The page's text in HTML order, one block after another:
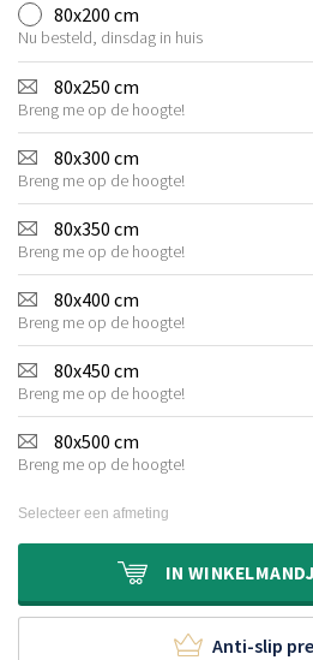
80x200 cm
Nu besteld, dinsdag in huis
80x250 cm
Breng me op de hoogte!
80x300 cm
Breng me op de hoogte!
80x350 cm
Breng me op de hoogte!
80x400 cm
Breng me op de hoogte!
80x450 cm
Breng me op de hoogte!
80x500 cm
Breng me op de hoogte!
Selecteer een afmeting
IN
Anti-slip